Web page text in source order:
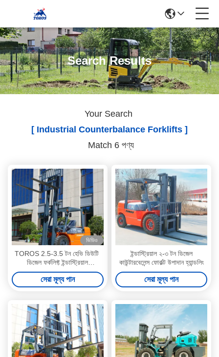
Search Results
Your Search
[ Industrial Counterbalance Forklifts ]
Match 6 পণ্য
ভিডিও
TOROS 2.5-3.5 টন হেভি ডিউটি ​​
ডিজেল ফর্কলিফ্ট ইন্ডাস্ট্রিয়াল
কাউন্টারব্যালেন্স ফর্কলিফ্ট
সেরা মূল্য পান
ইন্ডাস্ট্রিয়াল ২-৩ টন ডিজেল
কাউন্টারবেলেন্স ফোর্কল্ট উপাদান হ্যান্ডলিং
সেরা মূল্য পান